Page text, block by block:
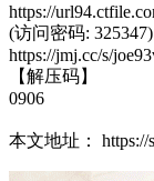
https://
(访问密码: 325347)
https://jmj.cc/s/
【解压码】
0906
本文地址： https://